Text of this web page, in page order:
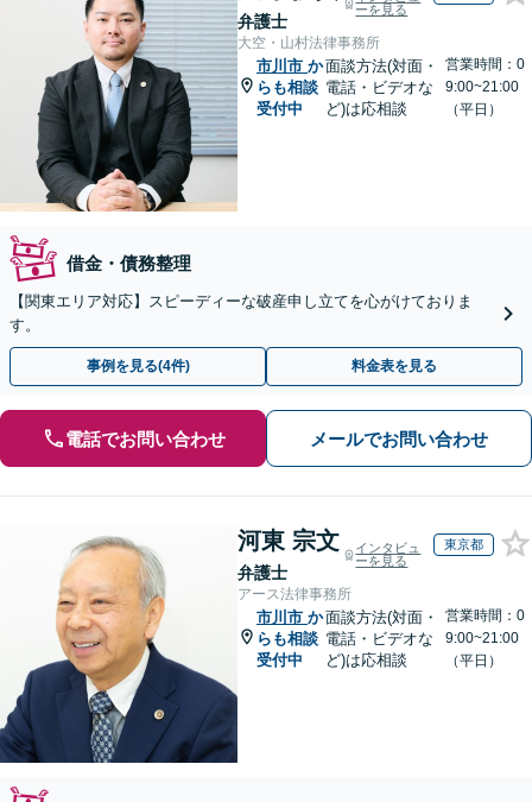
弁護士
ーを見る
大空・山村法律事務所
市川市 か
らも相談
受付中
面談方法(対面・
電話・ビデオな
ど)は応相談
営業時間：0
9:00~21:00
（平日）
借金・債務整理
【関東エリア対応】スピーディーな破産申し立てを心がけておりま
す。
事例を見る(4件) 料金表を見る
電話でお問い合わせ メールでお問い合わせ
河東 宗文
弁護士
インタビュ
ーを見る
東京都
アース法律事務所
市川市 か
らも相談
受付中
面談方法(対面・
電話・ビデオな
ど)は応相談
営業時間：0
9:00~21:00
（平日）